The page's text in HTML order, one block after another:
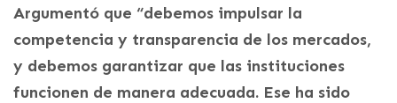
Argumentó que “debemos impulsar la
competencia y transparencia de los mercados,
y debemos garantizar que las instituciones
funcionen de manera adecuada. Ese ha sido